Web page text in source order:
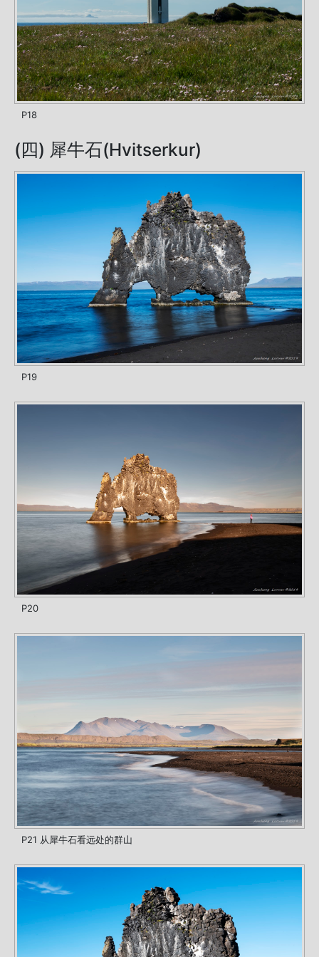
P18
(四) 犀牛石(Hvitserkur)
P19
P20
P21 从犀牛石看远处的群山